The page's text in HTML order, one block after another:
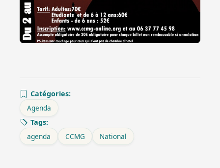
Catégories:
Agenda
Tags:
agenda
CCMG National